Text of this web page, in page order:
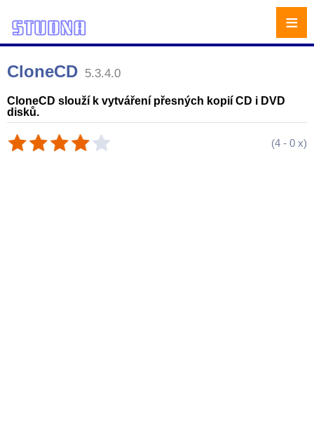
CloneCD 5.3.4.0
CloneCD slouží k vytváření přesných kopií CD i DVD
disků.
(4 - 0 x)
≡